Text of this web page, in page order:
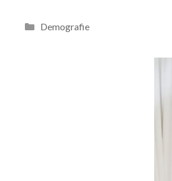
Categorii
Demografie